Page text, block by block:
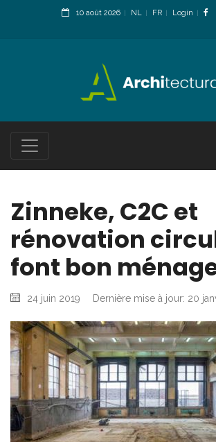
10 août 2026 NL FR
Login
Zinneke, C2C et
rénovation
font bon
24 juin 2019 Dernière mise à jour: 20